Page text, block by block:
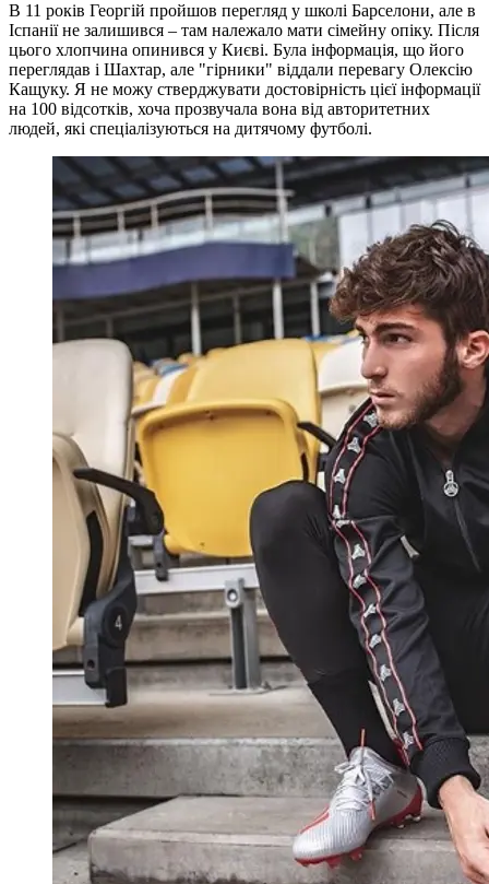
В 11 років Георгій пройшов перегляд у школі Барселони, але в
Іспанії не залишився – там належало мати сімейну опіку. Після
цього хлопчина опинився у Києві. Була інформація, що його
переглядав і Шахтар, але "гірники" віддали перевагу Олексію
Кащуку. Я не можу стверджувати достовірність цієї інформації
на 100 відсотків, хоча прозвучала вона від авторитетних
людей, які спеціалізуються на дитячому футболі.